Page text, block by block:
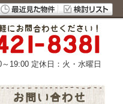
19:00 定休日：火・水曜日